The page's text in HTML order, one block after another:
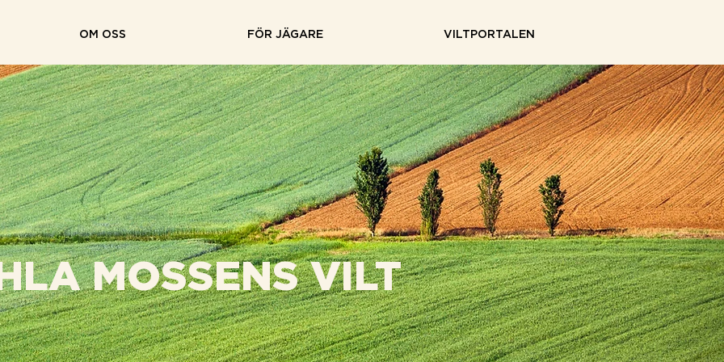
OM OSS FÖR JÄGARE VILTPORTALEN
MOSSENS VILT